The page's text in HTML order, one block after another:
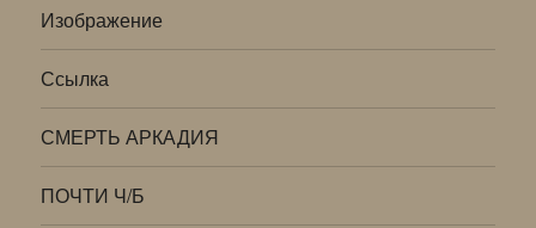
Изображение
Ссылка
СМЕРТЬ АРКАДИЯ
ПОЧТИ Ч/Б